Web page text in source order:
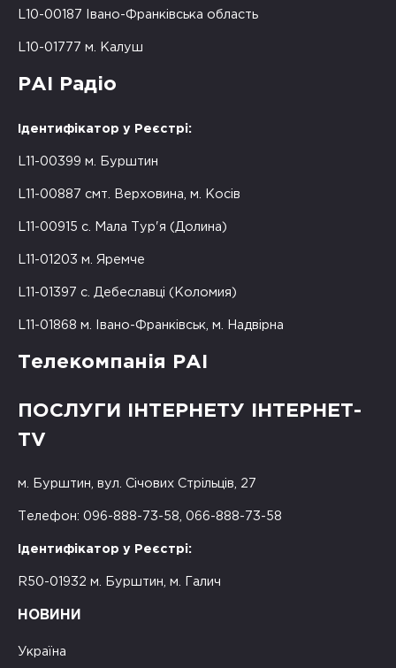
L10-00187 Івано-Франківська область
L10-01777 м. Калуш
РАІ Радіо
Ідентифікатор у Реєстрі:
L11-00399 м. Бурштин
L11-00887 смт. Верховина, м. Косів
L11-00915 с. Мала Тур'я (Долина)
L11-01203 м. Яремче
L11-01397 с. Дебеславці (Коломия)
L11-01868 м. Івано-Франківськ, м. Надвірна
Телекомпанія РАІ
ПОСЛУГИ ІНТЕРНЕТУ ІНТЕРНЕТ-
TV
м. Бурштин, вул. Січових Стрільців, 27
Телефон: 096-888-73-58, 066-888-73-58
Ідентифікатор у Реєстрі:
R50-01932 м. Бурштин, м. Галич
НОВИНИ
Україна